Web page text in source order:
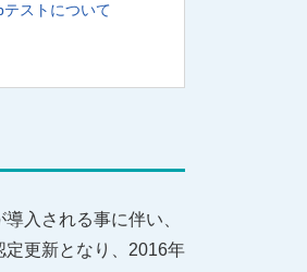
ストについて
入される事に伴い、
更新となり、2016年